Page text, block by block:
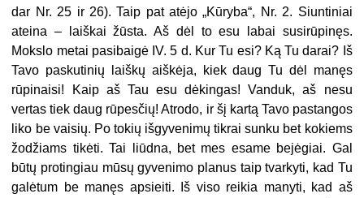
dar Nr. 25 ir 26). Taip pat atėjo „Kūryba“, Nr. 2. Siuntiniai
ateina – laiškai žūsta. Aš dėl to esu labai susirūpinęs.
Mokslo metai pasibaigė IV. 5 d. Kur Tu esi? Ką Tu darai? Iš
Tavo paskutinių laiškų aiškėja, kiek daug Tu dėl manęs
rūpinaisi! Kaip aš Tau esu dėkingas! Vanduk, aš nesu
vertas tiek daug rūpesčių! Atrodo, ir šį kartą Tavo pastangos
liko be vaisių. Po tokių išgyvenimų tikrai sunku bet kokiems
žodžiams tikėti. Tai liūdna, bet mes esame bejėgiai. Gal
būtų protingiau mūsų gyvenimo planus taip tvarkyti, kad Tu
galėtum be manęs apsieiti. Iš viso reikia manyti, kad aš